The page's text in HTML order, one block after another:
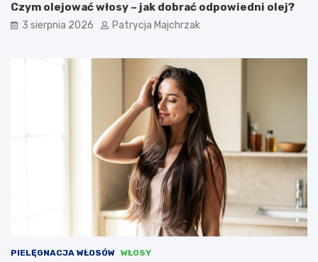
Czym olejować włosy – jak dobrać odpowiedni olej?
3 sierpnia 2026 Patrycja Majchrzak
PIELĘGNACJA WŁOSÓW WŁOSY